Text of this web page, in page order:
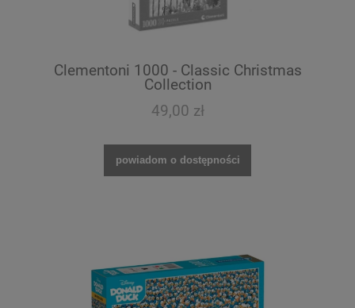
Clementoni 1000 - Classic Christmas
Collection
49,00 zł
powiadom o dostępności